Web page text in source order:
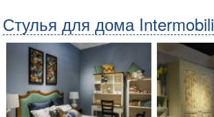
Стулья для дома Intermobili